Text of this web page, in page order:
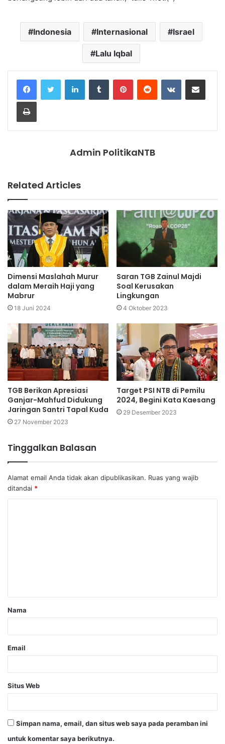
Indonesia Internasional Israel
Lalu Iqbal
LinkedInTumblr PinterestReddit VKontakteShare via Email
Print
Admin PolitikaNTB
Related Articles
Dimensi Maslahah Murur
dalam Meraih Haji yang
Mabrur
18 Juni 2024
Saran TGB Zainul Majdi
Soal Kerusakan
Lingkungan
4 Oktober 2023
TGB Berikan Apresiasi
Ganjar-Mahfud Didukung
Jaringan Santri Tapal Kuda
27 November 2023
Target PSI NTB di Pemilu
2024, Begini Kata Kaesang
29 Desember 2023
Tinggalkan Balasan
Alamat email Anda tidak akan dipublikasikan. Ruas yang wajib
ditandai *
Nama
Email
Situs Web
Simpan nama, email, dan situs web saya pada peramban ini
untuk komentar saya berikutnya.